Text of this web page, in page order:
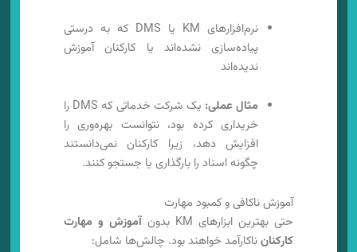
نرم‌افزارهای KM یا DMS که به درستی
پیاده‌سازی نشده‌اند یا کارکنان آموزش
ندیده‌اند
مثال عملی:
یک شرکت خدماتی که DMS را
خریداری کرده بود، نتوانست بهره‌وری را
افزایش دهد، زیرا کارکنان نمی‌دانستند
چگونه اسناد را بارگذاری یا جستجو کنند.
آموزش ناکافی و کمبود مهارت
حتی بهترین ابزارهای KM بدون
آموزش و مهارت
کارکنانناکارآمد خواهند بود. چالش‌ها شامل: